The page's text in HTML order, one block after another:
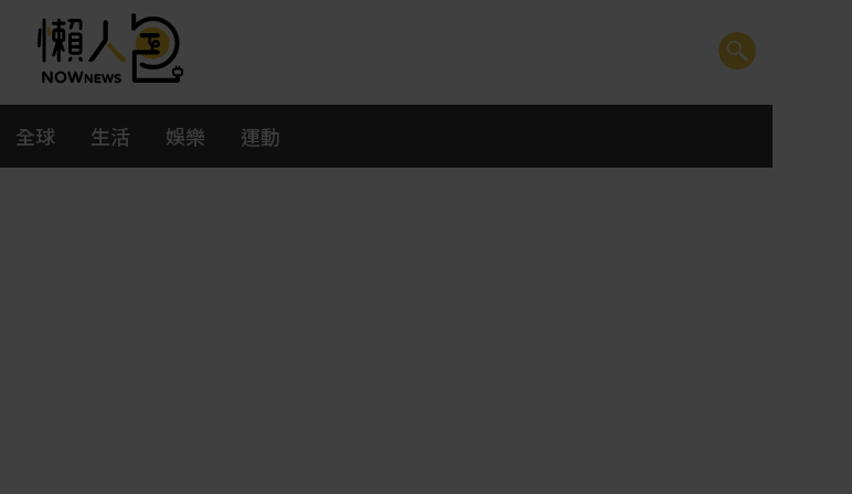
全球 生活 娛樂 運動